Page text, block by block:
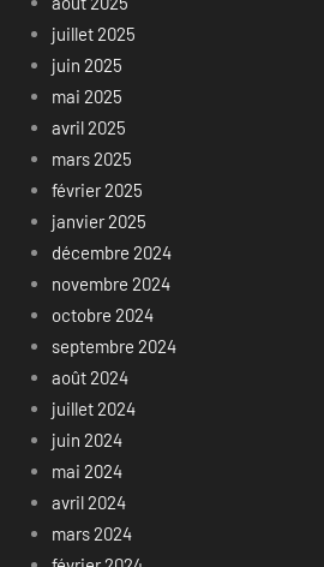
juillet 2025
juin 2025
mai 2025
avril 2025
mars 2025
février 2025
janvier 2025
décembre 2024
novembre 2024
octobre 2024
septembre 2024
août 2024
juillet 2024
juin 2024
mai 2024
avril 2024
mars 2024